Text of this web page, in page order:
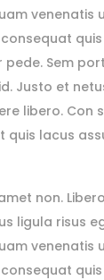
venenatis
Sem
Justo et
libero. Con
quis lacus
non.
ligula risus
venenatis